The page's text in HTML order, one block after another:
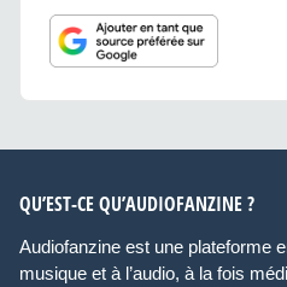
QU’EST-CE QU’AUDIOFANZINE ?
Audiofanzine est une plateforme
musique et à l’audio, à la fois